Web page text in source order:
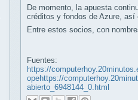
De momento, la apuesta
créditos y fondos de Azure, así
Entre estos socios, con
Fuentes:
https://
opehttps://
abierto_6948144_0.html